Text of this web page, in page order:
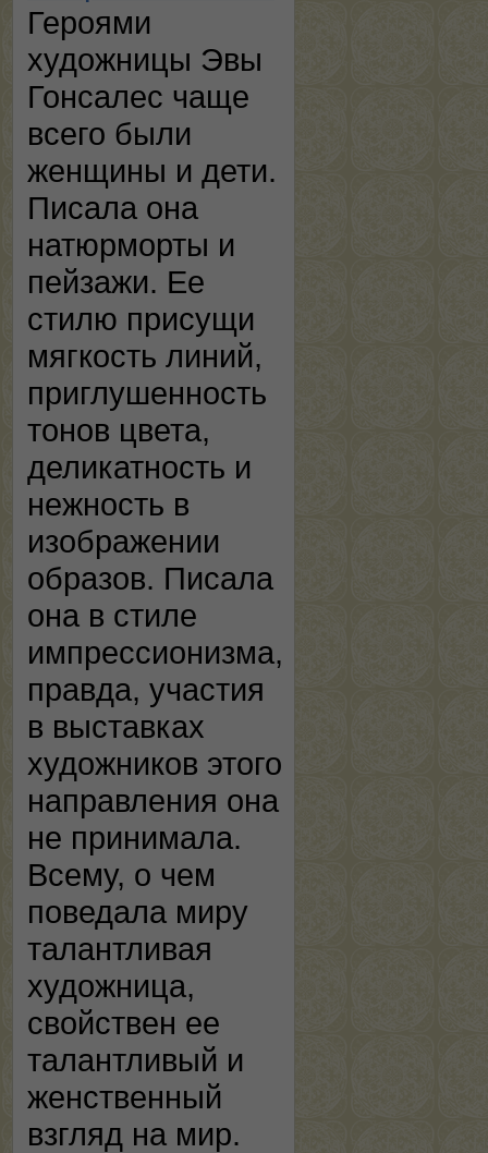
Героями
художницы Эвы
Гонсалес чаще
всего были
женщины и дети.
Писала она
натюрморты и
пейзажи. Ее
стилю присущи
мягкость линий,
приглушенность
тонов цвета,
деликатность и
нежность в
изображении
образов. Писала
она в стиле
импрессионизма,
правда, участия
в выставках
художников этого
направления она
не принимала.
Всему, о чем
поведала миру
талантливая
художница,
свойствен ее
талантливый и
женственный
взгляд на мир.